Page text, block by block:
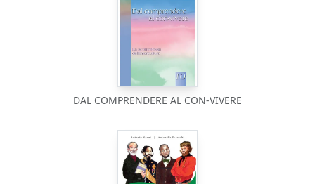
DAL COMPRENDERE AL CON-VIVERE